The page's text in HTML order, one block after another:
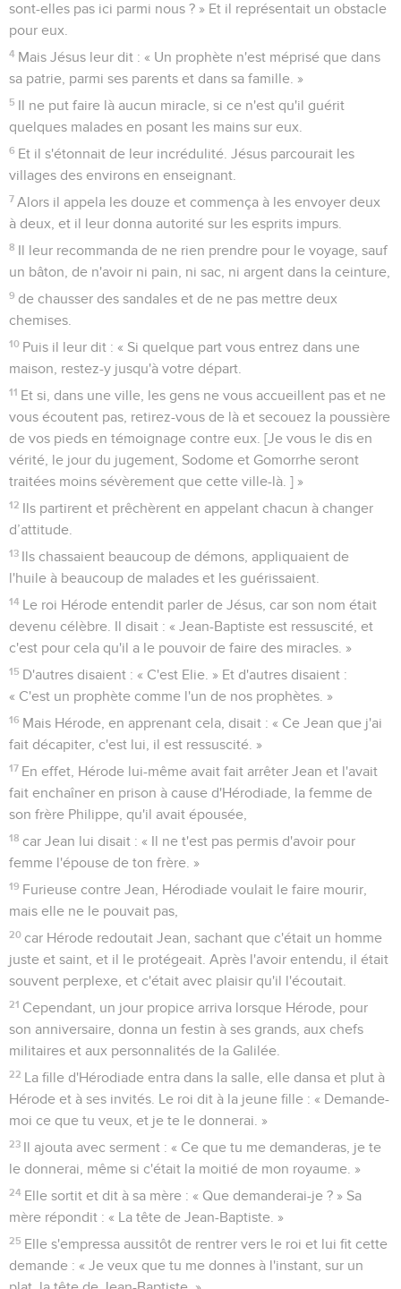
sont-elles pas ici parmi nous ? » Et il représentait un obstacle
pour eux.
4 Mais Jésus leur dit : « Un prophète n'est méprisé que dans
sa patrie, parmi ses parents et dans sa famille. »
5 Il ne put faire là aucun miracle, si ce n'est qu'il guérit
quelques malades en posant les mains sur eux.
6 Et il s'étonnait de leur incrédulité. Jésus parcourait les
villages des environs en enseignant.
7 Alors il appela les douze et commença à les envoyer deux
à deux, et il leur donna autorité sur les esprits impurs.
8 Il leur recommanda de ne rien prendre pour le voyage, sauf
un bâton, de n'avoir ni pain, ni sac, ni argent dans la ceinture,
9 de chausser des sandales et de ne pas mettre deux
chemises.
10 Puis il leur dit : « Si quelque part vous entrez dans une
maison, restez-y jusqu'à votre départ.
11 Et si, dans une ville, les gens ne vous accueillent pas et ne
vous écoutent pas, retirez-vous de là et secouez la poussière
de vos pieds en témoignage contre eux. [Je vous le dis en
vérité, le jour du jugement, Sodome et Gomorrhe seront
traitées moins sévèrement que cette ville-là. ] »
12 Ils partirent et prêchèrent en appelant chacun à changer
d’attitude.
13 Ils chassaient beaucoup de démons, appliquaient de
l'huile à beaucoup de malades et les guérissaient.
14 Le roi Hérode entendit parler de Jésus, car son nom était
devenu célèbre. Il disait : « Jean-Baptiste est ressuscité, et
c'est pour cela qu'il a le pouvoir de faire des miracles. »
15 D'autres disaient : « C'est Elie. » Et d'autres disaient :
« C'est un prophète comme l'un de nos prophètes. »
16 Mais Hérode, en apprenant cela, disait : « Ce Jean que j'ai
fait décapiter, c'est lui, il est ressuscité. »
17 En effet, Hérode lui-même avait fait arrêter Jean et l'avait
fait enchaîner en prison à cause d'Hérodiade, la femme de
son frère Philippe, qu'il avait épousée,
18 car Jean lui disait : « Il ne t'est pas permis d'avoir pour
femme l'épouse de ton frère. »
19 Furieuse contre Jean, Hérodiade voulait le faire mourir,
mais elle ne le pouvait pas,
20 car Hérode redoutait Jean, sachant que c'était un homme
juste et saint, et il le protégeait. Après l'avoir entendu, il était
souvent perplexe, et c'était avec plaisir qu'il l'écoutait.
21 Cependant, un jour propice arriva lorsque Hérode, pour
son anniversaire, donna un festin à ses grands, aux chefs
militaires et aux personnalités de la Galilée.
22 La fille d'Hérodiade entra dans la salle, elle dansa et plut à
Hérode et à ses invités. Le roi dit à la jeune fille : « Demande-
moi ce que tu veux, et je te le donnerai. »
23 Il ajouta avec serment : « Ce que tu me demanderas, je te
le donnerai, même si c'était la moitié de mon royaume. »
24 Elle sortit et dit à sa mère : « Que demanderai-je ? » Sa
mère répondit : « La tête de Jean-Baptiste. »
25 Elle s'empressa aussitôt de rentrer vers le roi et lui fit cette
demande : « Je veux que tu me donnes à l'instant, sur un